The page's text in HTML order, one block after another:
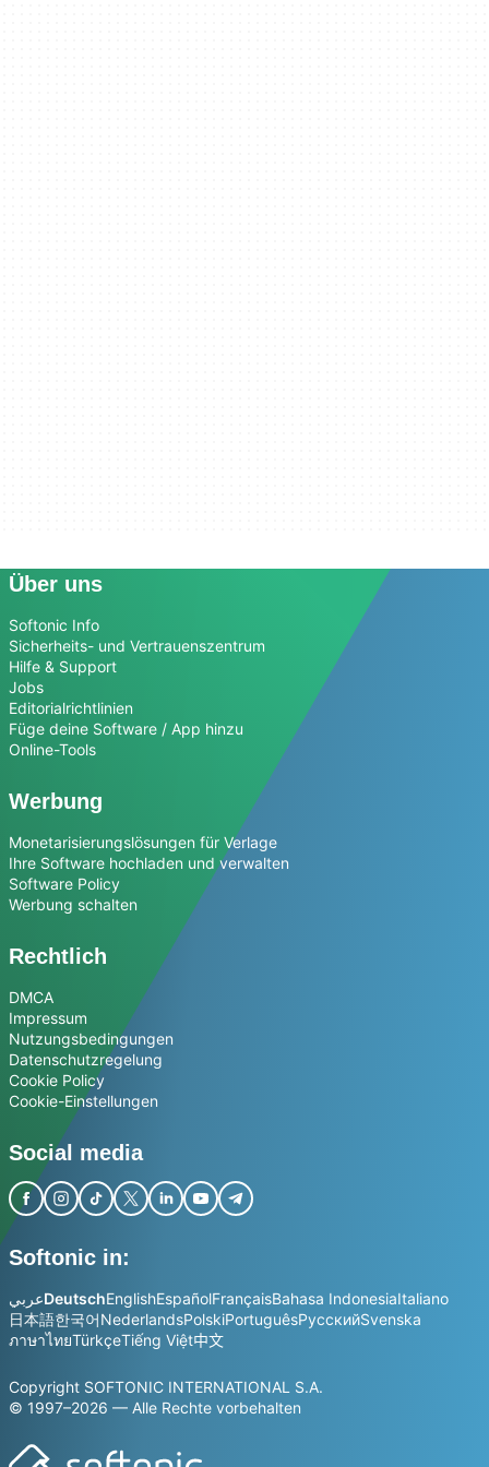
Über uns
Softonic Info
Sicherheits- und Vertrauenszentrum
Hilfe & Support
Jobs
Editorialrichtlinien
Füge deine Software / App hinzu
Online-Tools
Werbung
Monetarisierungslösungen für Verlage
Ihre Software hochladen und verwalten
Software Policy
Werbung schalten
Rechtlich
DMCA
Impressum
Nutzungsbedingungen
Datenschutzregelung
Cookie Policy
Cookie-Einstellungen
Social media
Softonic in:
عربيDeutschEnglishEspañolFrançaisBahasa IndonesiaItaliano
日本語한국어NederlandsPolskiPortuguêsРусскийSvenska
ภาษาไทยTürkçeTiếng Việt中文
Copyright SOFTONIC INTERNATIONAL S.A.
© 1997–2026 — Alle Rechte vorbehalten